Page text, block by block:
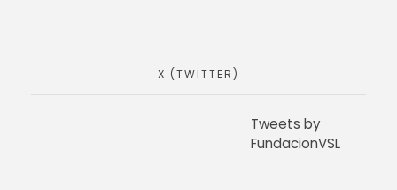
X (TWITTER)
Tweets by
FundacionVSL